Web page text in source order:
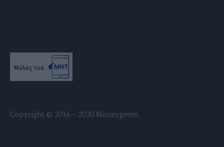
Μέλος του
Copyright © 2016 – 2020 Moneypress.